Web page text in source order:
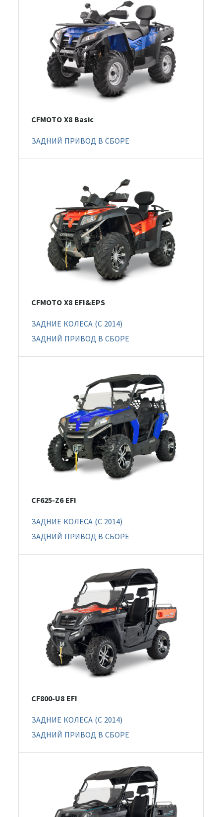
CFMOTO X8 Basic
ЗАДНИЙ ПРИВОД В СБОРЕ
CFMOTO X8 EFI&EPS
ЗАДНИЕ КОЛЕСА (C 2014)
ЗАДНИЙ ПРИВОД В СБОРЕ
CF625-Z6 EFI
ЗАДНИЕ КОЛЕСА (C 2014)
ЗАДНИЙ ПРИВОД В СБОРЕ
CF800-U8 EFI
ЗАДНИЕ КОЛЕСА (C 2014)
ЗАДНИЙ ПРИВОД В СБОРЕ